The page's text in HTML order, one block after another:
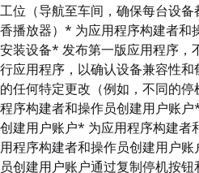
工位（导航至车间，确保每台设
香播放器）* 为应用程序构建者和
安装设备* 发布第一版应用程序，
行应用程序，以确认设备兼容性
的任何特定更改（例如，不同的
程序构建者和操作员创建用户账
创建用户账户* 为应用程序构建者
用程序构建者和操作员创建用户
员创建用户账户通过复制停机按